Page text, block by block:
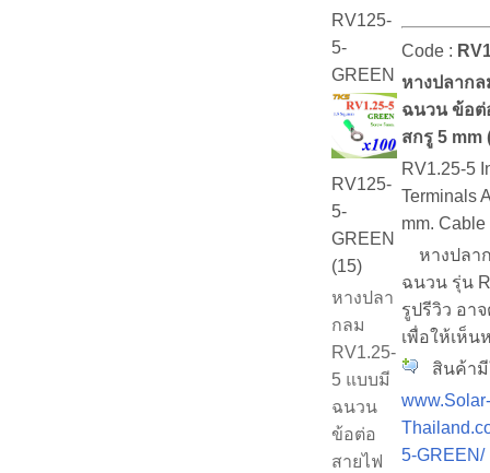
RV125-
5-
GREEN
RV125-
5-
GREEN
(15)
หางปลา
กลม
RV1.25-
5 แบบมี
ฉนวน
ข้อต่อ
สายไฟ
Code :
หางปลากล
ฉนวน ข้อต่
สกรู 5 mm
RV1.25-5
Terminals
mm.
หางปลา
ฉนวน รุ่น
รูปรีวิว อา
เพื่อให้เห็
สินค้ามี
www.Solar-
5-GREEN/